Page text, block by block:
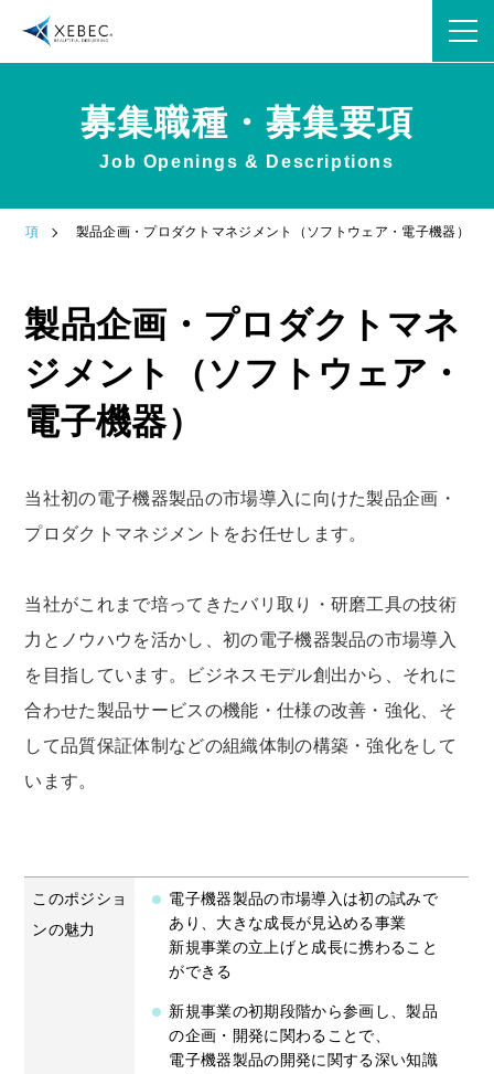
OPEN
OPEN
募集職種・募集要項
Job Openings & Descriptions
要項 製品企画・プロダクトマネジメント（ソフトウェア・電子機器）
製品企画・プロダクトマネ
ジメント（ソフトウェア・
電子機器）
当社初の電子機器製品の市場導入に向けた製品企画・
プロダクトマネジメントをお任せします。
当社がこれまで培ってきたバリ取り・研磨工具の技術
力とノウハウを活かし、初の電子機器製品の市場導入
を目指しています。ビジネスモデル創出から、それに
合わせた製品サービスの機能・仕様の改善・強化、そ
して品質保証体制などの組織体制の構築・強化をして
います。
このポジショ
ンの魅力
電子機器製品の市場導入は初の試みで
あり、大きな成長が見込める事業
新規事業の立上げと成長に携わること
ができる
新規事業の初期段階から参画し、製品
の企画・開発に関わることで、
電子機器製品の開発に関する深い知識